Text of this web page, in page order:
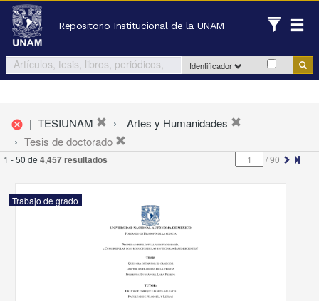
Repositorio Institucional de la UNAM
Identificador
cancel | TESIUNAM
Artes y Humanidades
Tesis de doctorado
1 - 50 de 4,457 resultados /90
Trabajo de grado